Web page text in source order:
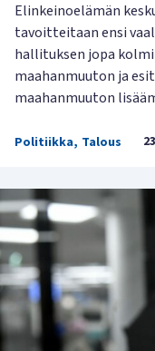
Elinkeinoelämän
tavoitteitaan ensi
hallituksen jopa
maahanmuuton ja
maahanmuuton
Politiikka, Talous